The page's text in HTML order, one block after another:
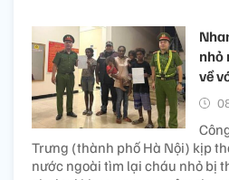
nhỏ
về
Trưng (thành phố Hà Nội) kịp
nước ngoài tìm lại cháu nhỏ bị